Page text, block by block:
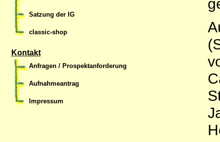
Satzung der IG
classic-shop
Kontakt
Anfragen / Prospektanforderung
Aufnahmeantrag
Impressum